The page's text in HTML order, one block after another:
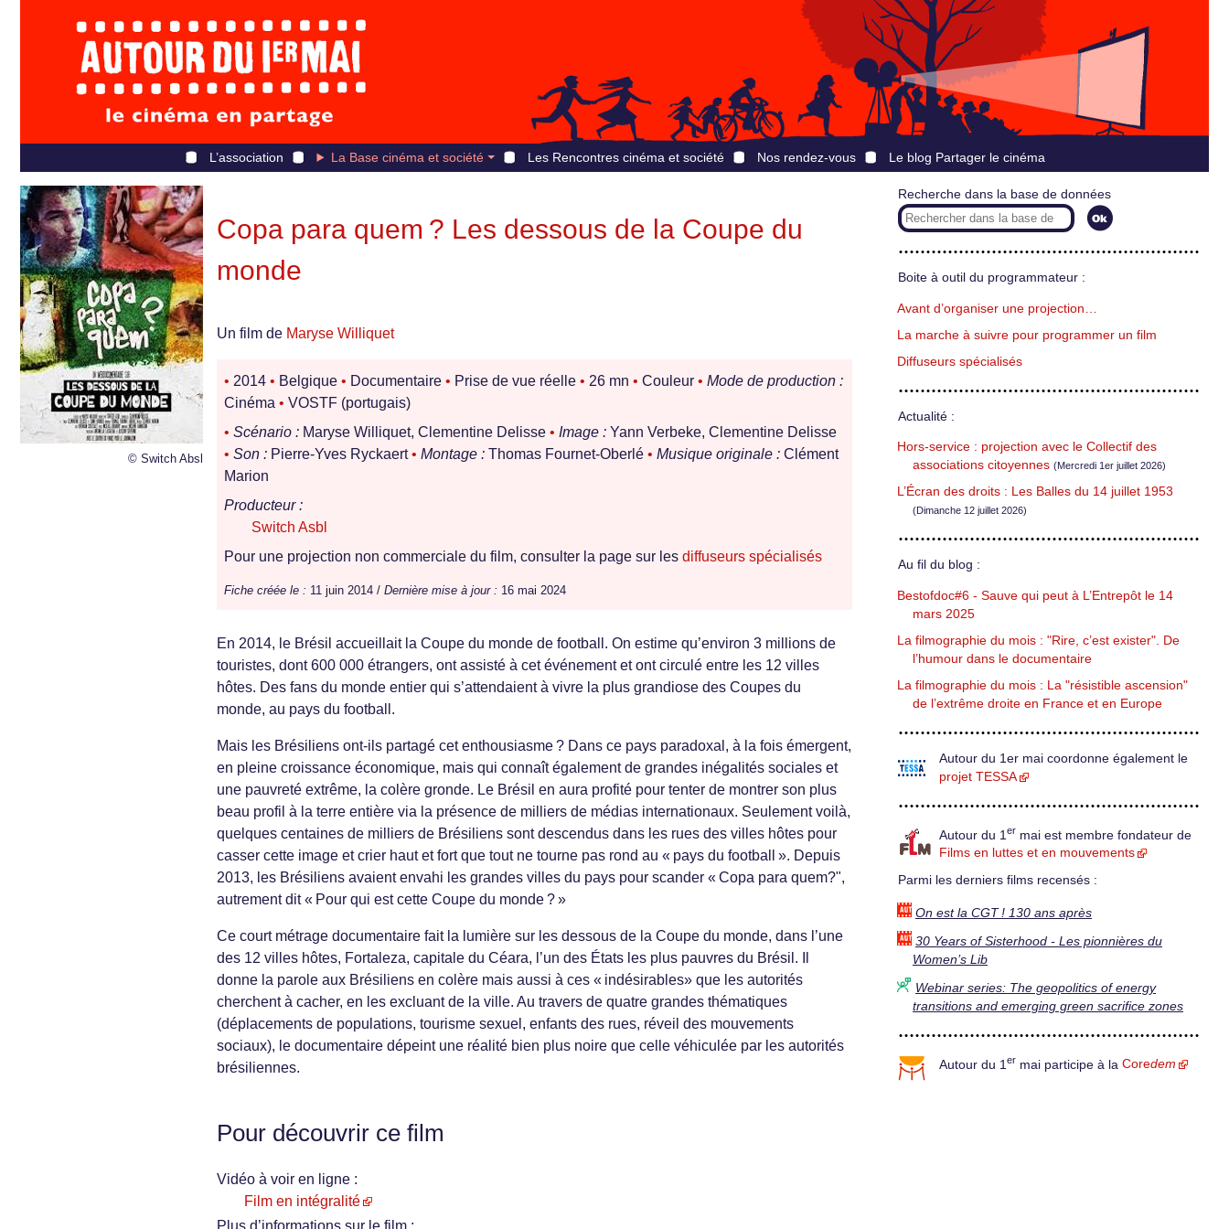
L’association La Base cinéma et société Les Rencontres cinéma et société Nos rendez-vous Le blog Partager le cinéma
© Switch Absl
Copa para quem ? Les dessous de la Coupe du
monde
Un film de Maryse Williquet
• 2014 • Belgique • Documentaire • Prise de vue réelle • 26 mn • Couleur • Mode de production :
Cinéma • VOSTF (portugais)
• Scénario : Maryse Williquet, Clementine Delisse • Image : Yann Verbeke, Clementine Delisse
• Son : Pierre-Yves Ryckaert• Montage : Thomas Fournet-Oberlé • Musique originale : Clément
Marion
Producteur :
Switch Asbl
Pour une projection non commerciale du film, consulter la page sur les diffuseurs spécialisés
Fiche créée le : 11 juin 2014 / Dernière mise à jour : 16 mai 2024
En 2014, le Brésil accueillait la Coupe du monde de football. On estime qu’environ 3 millions de
touristes, dont 600 000 étrangers, ont assisté à cet événement et ont circulé entre les 12 villes
hôtes. Des fans du monde entier qui s’attendaient à vivre la plus grandiose des Coupes du
monde, au pays du football.
Mais les Brésiliens ont-ils partagé cet enthousiasme ? Dans ce pays paradoxal, à la fois émergent,
en pleine croissance économique, mais qui connaît également de grandes inégalités sociales et
une pauvreté extrême, la colère gronde. Le Brésil en aura profité pour tenter de montrer son plus
beau profil à la terre entière via la présence de milliers de médias internationaux. Seulement voilà,
quelques centaines de milliers de Brésiliens sont descendus dans les rues des villes hôtes pour
casser cette image et crier haut et fort que tout ne tourne pas rond au « pays du football ». Depuis
2013, les Brésiliens avaient envahi les grandes villes du pays pour scander « Copa para quem?",
autrement dit « Pour qui est cette Coupe du monde ? »
Ce court métrage documentaire fait la lumière sur les dessous de la Coupe du monde, dans l’une
des 12 villes hôtes, Fortaleza, capitale du Céara, l’un des États les plus pauvres du Brésil. Il
donne la parole aux Brésiliens en colère mais aussi à ces « indésirables» que les autorités
cherchent à cacher, en les excluant de la ville. Au travers de quatre grandes thématiques
(déplacements de populations, tourisme sexuel, enfants des rues, réveil des mouvements
sociaux), le documentaire dépeint une réalité bien plus noire que celle véhiculée par les autorités
brésiliennes.
Pour découvrir ce film
Vidéo à voir en ligne :
Film en intégralité
Recherche dans la base de données
Boite à outil du programmateur :
Avant d’organiser une projection…
La marche à suivre pour programmer un film
Diffuseurs spécialisés
Actualité :
Hors-service : projection avec le Collectif des
associations citoyennes (Mercredi 1er juillet 2026)
L’Écran des droits : Les Balles du 14 juillet 1953
(Dimanche 12 juillet 2026)
Au fil du blog :
Bestofdoc#6 - Sauve qui peut à L’Entrepôt le 14
mars 2025
La filmographie du mois : "Rire, c’est exister". De
l’humour dans le documentaire
La filmographie du mois : La "résistible ascension"
de l’extrême droite en France et en Europe
Autour du 1er mai coordonne également le
projet TESSA
Autour du 1 er mai est membre fondateur de
Films en luttes et en mouvements
Parmi les derniers films recensés :
On est la CGT ! 130 ans après
30 Years of Sisterhood - Les pionnières du
Women’s Lib
Webinar series: The geopolitics of energy
transitions and emerging green sacrifice zones
Autour du 1 er mai participe à la Coredem